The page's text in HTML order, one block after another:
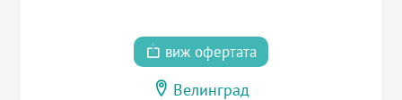
виж офертата
Велинград